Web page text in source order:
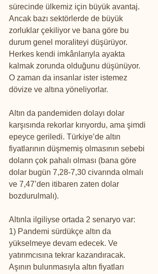
sürecinde ülkemiz için büyük avantaj.
Ancak bazı sektörlerde de büyük
zorluklar çekiliyor ve bana göre bu
durum genel moraliteyi düşürüyor.
Herkes kendi imkânlarıyla ayakta
kalmak zorunda olduğunu düşünüyor.
O zaman da insanlar ister istemez
dövize ve altına yöneliyorlar.
Altın da pandemiden dolayı dolar
karşısında rekorlar kırıyordu, ama şimdi
epeyce geriledi. Türkiye’de altın
fiyatlarının düşmemiş olmasının sebebi
doların çok pahalı olması (bana göre
dolar bugün 7,28-7,30 civarında olmalı
ve 7,47’den itibaren zaten dolar
bozdurulmalı).
Altınla ilgiliyse ortada 2 senaryo var:
1) Pandemi sürdükçe altın da
yükselmeye devam edecek. Ve
yatırımcısına tekrar kazandıracak.
Aşının bulunmasıyla altın fiyatları